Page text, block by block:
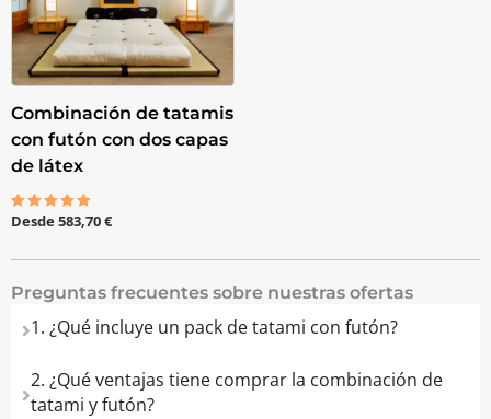
Combinación de tatamis
con futón con dos capas
de látex
Valorado
de 5
Desde583,70€
Preguntas frecuentes sobre nuestras ofertas
1. ¿Qué incluye un pack de tatami con futón?
2. ¿Qué ventajas tiene comprar la combinación de
tatami y futón?